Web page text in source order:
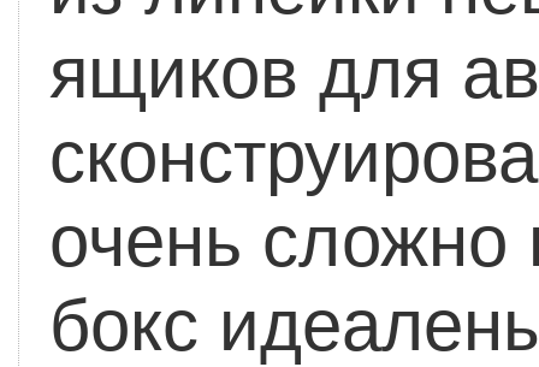
ящиков для
очень сложно
бокс